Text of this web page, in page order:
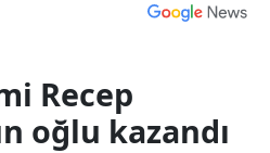
Recep
oğlu kazandı